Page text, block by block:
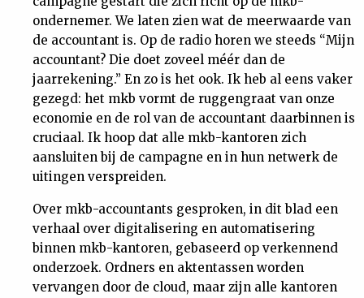
ondernemer. We laten zien wat de meerwaarde van
de accountant is. Op de radio horen we steeds “Mijn
accountant? Die doet zoveel méér dan de
jaarrekening.” En zo is het ook. Ik heb al eens vaker
gezegd: het mkb vormt de ruggengraat van onze
economie en de rol van de accountant daarbinnen is
cruciaal. Ik hoop dat alle mkb-kantoren zich
aansluiten bij de campagne en in hun netwerk de
uitingen verspreiden.
Over mkb-accountants gesproken, in dit blad een
verhaal over digitalisering en automatisering
binnen mkb-kantoren, gebaseerd op verkennend
onderzoek. Ordners en aktentassen worden
vervangen door de cloud, maar zijn alle kantoren